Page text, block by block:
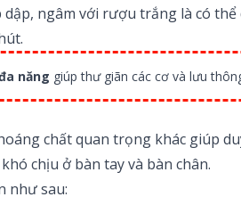
ngâm với rượu trắng là có
năng giúp thư giãn các cơ và lưu
chất quan trọng khác giúp
chịu ở bàn tay và bàn chân.
như sau: